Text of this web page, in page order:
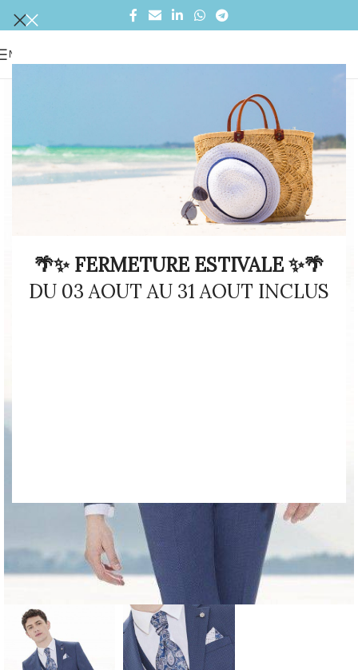
🌴✨ FERMETURE ESTIVALE ✨🌴
DU 03 AOUT AU 31 AOUT INCLUS
MENU